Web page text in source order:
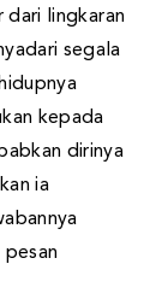
dari lingkaran
segala
kepada
dirinya
ia